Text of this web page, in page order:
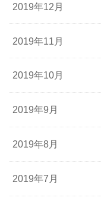
2019年12月
2019年11月
2019年10月
2019年9月
2019年8月
2019年7月